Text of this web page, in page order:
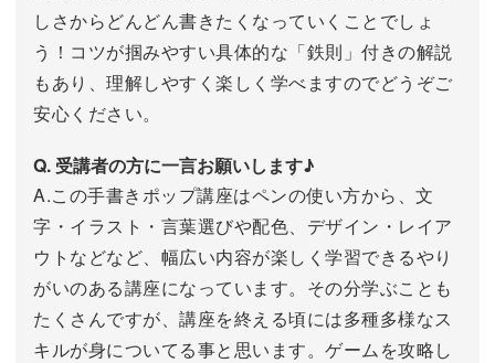
しさからどんどん書きたくなっていくことでしょ
う！コツが掴みやすい具体的な「鉄則」付きの解説
もあり、理解しやすく楽しく学べますのでどうぞご
安心ください。
Q. 受講者の方に一言お願いします♪
A.この手書きポップ講座はペンの使い方から、文
字・イラスト・言葉選びや配色、デザイン・レイア
ウトなどなど、幅広い内容が楽しく学習できるやり
がいのある講座になっています。その分学ぶことも
たくさんですが、講座を終える頃には多種多様なス
キルが身についてる事と思います。ゲームを攻略し